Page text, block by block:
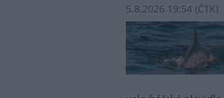
5.8.2026 19:54 (ČTK)